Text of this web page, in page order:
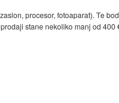
procesor, fotoaparat). Te
stane nekoliko manj od